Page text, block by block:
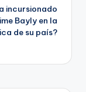
incursionado
Bayly en la
de su país?